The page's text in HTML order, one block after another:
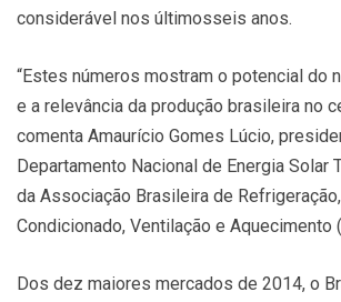
considerável nos últimosseis anos.
“Estes números mostram o potencial do
e a relevância da produção brasileira no
comenta Amaurício Gomes Lúcio,
Departamento Nacional de Energia Solar
da Associação Brasileira de
Condicionado, Ventilação e Aquecimento
Dos dez maiores mercados de 2014, o